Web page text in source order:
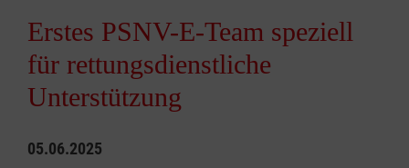
Erstes PSNV-E-Team speziell
für rettungsdienstliche
Unterstützung
05.06.2025